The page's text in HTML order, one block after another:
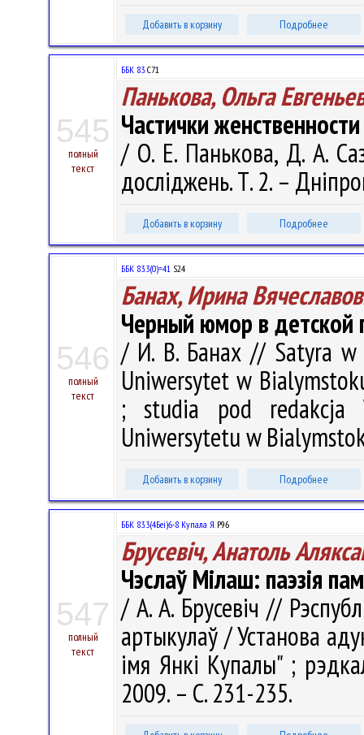
Добавить в корзину Подробнее
545
полный
текст
ББК 83.С71
Панькова, Ольга
Частички
/ О. Е. Панькова, Д. А.
досліджень. Т. 2. –
Добавить в корзину Подробнее
546
полный
текст
ББК 83.3(0)=41 S24
Банах, Ирина
Черный юмор в детской
/ И. В. Банах // Satyra w
Uniwersytet w
; studia pod redakcja
Uniwersytetu w
Добавить в корзину Подробнее
547
полный
текст
ББК 83.3(4Беі)6-8 Купала Я.Р96
Брусевіч, Анатоль
Чэслаў Мілаш: паэзія
/ А. А. Брусевіч //
артыкулаў / Установа
імя Янкі Купалы" ;
2009. – С. 231-235.